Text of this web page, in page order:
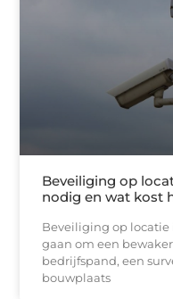
Beveiliging op
nodig en wat kost
Beveiliging op locatie
gaan om een
bedrijfspand, een
bouwplaats